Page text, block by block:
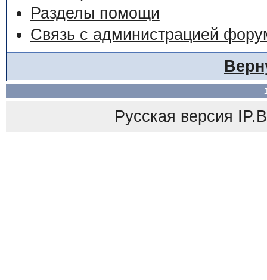
Разделы помощи
Связь с администрацией
Русская версия